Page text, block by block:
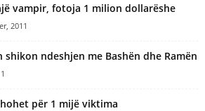
vampir, fotoja 1 milion dollarëshe
2011
ndeshjen me Bashën dhe Ramën
për 1 mijë viktima